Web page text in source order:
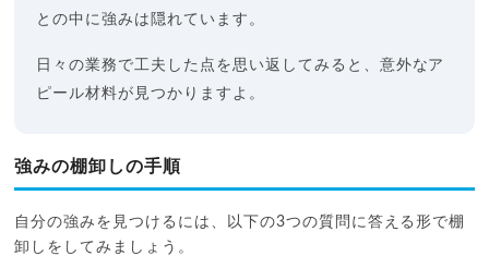
との中に強みは隠れています。
日々の業務で工夫した点を思い返してみると、意外なア
ピール材料が見つかりますよ。
強みの棚卸しの手順
自分の強みを見つけるには、以下の3つの質問に答える形で棚
卸しをしてみましょう。